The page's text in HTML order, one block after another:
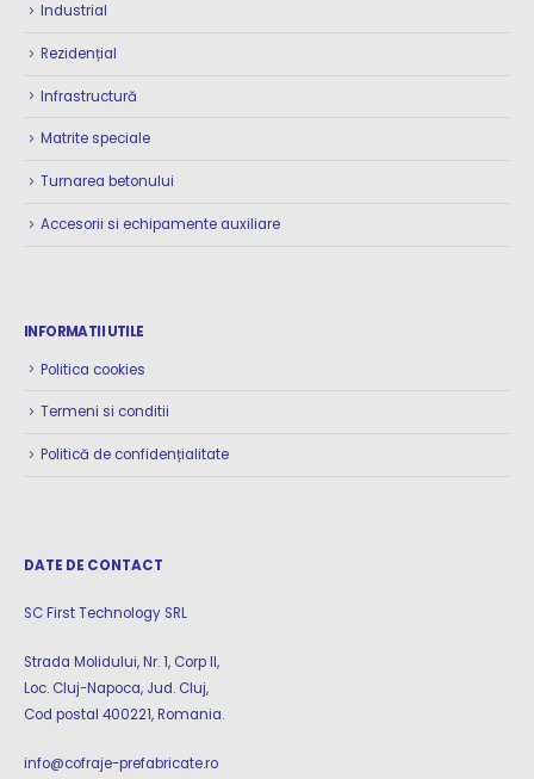
Industrial
Rezidențial
Infrastructură
Matrite speciale
Turnarea betonului
Accesorii si echipamente auxiliare
INFORMATII UTILE
Politica cookies
Termeni si conditii
Politică de confidențialitate
DATE DE CONTACT
SC First Technology SRL
Strada Molidului, Nr. 1, Corp II,
Loc. Cluj-Napoca, Jud. Cluj,
Cod postal 400221, Romania.
info@cofraje-prefabricate.ro